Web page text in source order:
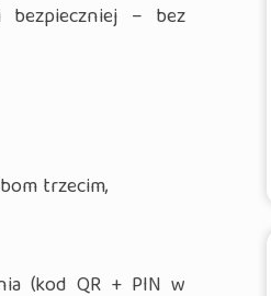
bezpieczniej – bez
trzecim,
(kod QR + PIN w